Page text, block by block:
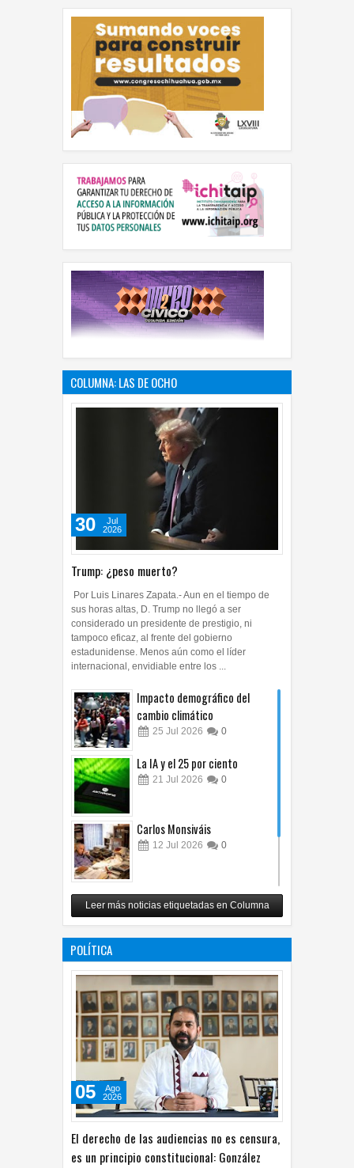
COLUMNA: LAS DE OCHO
Trump: ¿peso muerto?
30
Jul
2026
Por Luis Linares Zapata.- Aun en el tiempo de
sus horas altas, D. Trump no llegó a ser
considerado un presidente de prestigio, ni
tampoco eficaz, al frente del gobierno
estadunidense. Menos aún como el líder
internacional, envidiable entre los ...
Impacto demográfico del
cambio climático
25 Jul 2026 0
La IA y el 25 por ciento
21 Jul 2026 0
Carlos Monsiváis
12 Jul 2026 0
Revuelo en la inteligencia
artificial
07 Jul 2026 0
Leer más noticias etiquetadas en Columna
POLÍTICA
El derecho de las audiencias no es censura,
es un principio constitucional: González
05
Ago
2026